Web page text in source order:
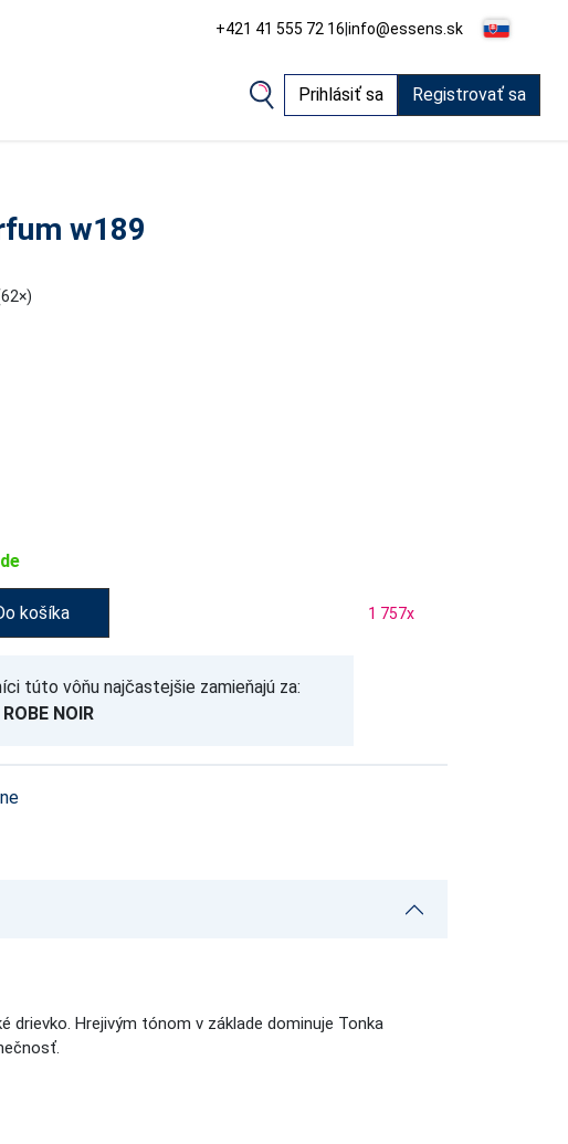
+421 41 555 72 16|info@essens.sk
Prihlásiť sa Registrovať sa
w189
košíka 1 757x
túto vôňu najčastejšie zamieňajú za:
NOIR
Hrejivým tónom v základe dominuje Tonka